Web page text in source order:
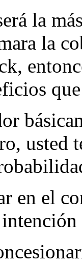
la
la
usted
en el